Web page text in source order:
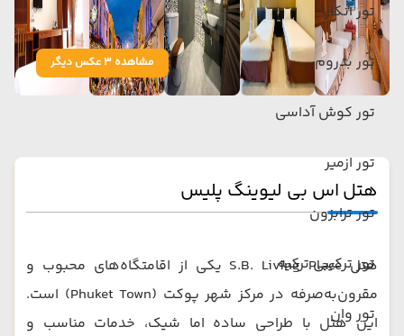
تور آنکارا
تور بدروم
تور کوش آداسی
تور ازمیر
تور ترابزون
تور ترکیبی ترکیه
تور وان
مشاهده 3 عکس دیگر
هتل اس بی لیوینگ پلیس
هتل S.B. Living Place یکی از اقامتگاه‌های محبوب و
مقرون‌به‌صرفه در مرکز شهر پوکت (Phuket Town) است.
این هتل با طراحی ساده اما شیک، خدمات مناسب و